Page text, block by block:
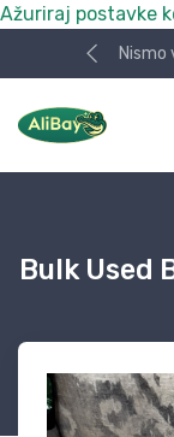
Ažuriraj postavke
Nismo
Bulk Used